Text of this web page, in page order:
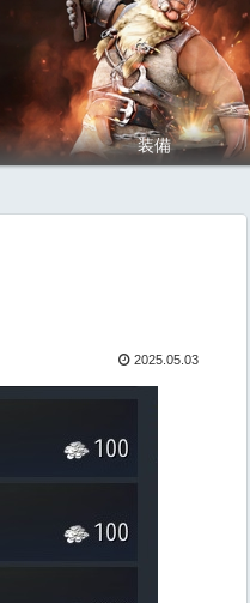
装備
2025.05.03